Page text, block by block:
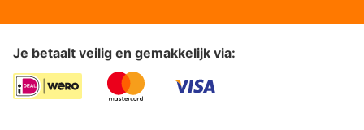
Je betaalt veilig en gemakkelijk via: